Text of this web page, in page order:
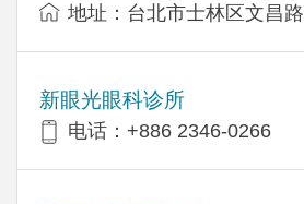
地址：台北市士林区文昌
新眼光眼科诊所
电话：+886 2346-0266